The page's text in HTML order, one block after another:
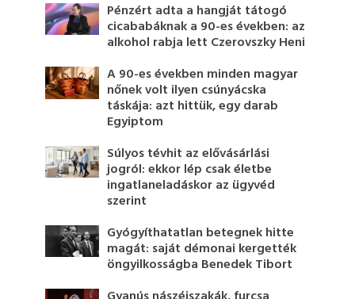
Pénzért adta a hangját tátogó
cicababáknak a 90-es években: az
alkohol rabja lett Czerovszky Heni
A 90-es években minden magyar
nőnek volt ilyen csúnyácska
táskája: azt hittük, egy darab
Egyiptom
Súlyos tévhit az elővásárlási
jogról: ekkor lép csak életbe
ingatlaneladáskor az ügyvéd
szerint
Gyógyíthatatlan betegnek hitte
magát: saját démonai kergették
öngyilkosságba Benedek Tibort